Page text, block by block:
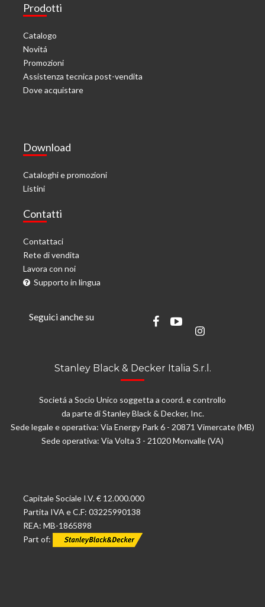
Prodotti
Catalogo
Novitá
Promozioni
Assistenza tecnica post-vendita
Dove acquistare
Download
Cataloghi e promozioni
Listini
Contatti
Contattaci
Rete di vendita
Lavora con noi
Supporto in lingua
Seguici anche su
Stanley Black & Decker Italia S.r.l.
Societá a Socio Unico soggetta a coord. e controllo
da parte di Stanley Black & Decker, Inc.
Sede legale e operativa: Via Energy Park 6 - 20871 Vimercate (MB)
Sede operativa: Via Volta 3 - 21020 Monvalle (VA)
Capitale Sociale I.V. € 12.000.000
Partita IVA e C.F: 03225990138
REA: MB-1865898
Part of: